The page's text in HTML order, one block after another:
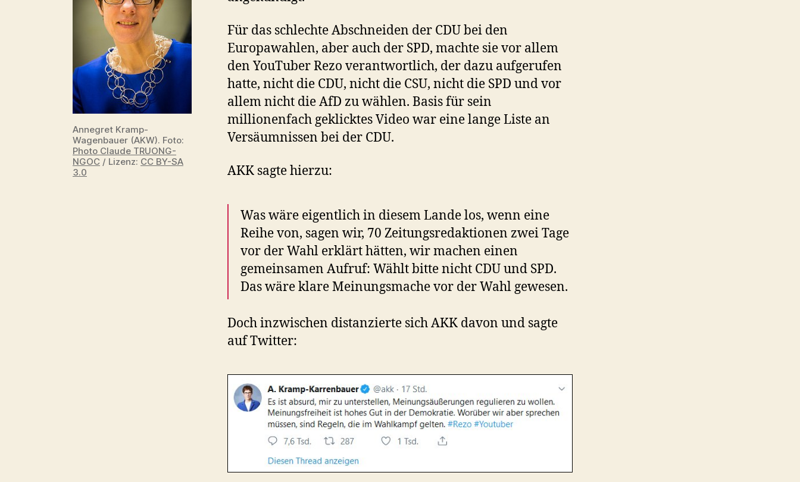
Annegret Kramp-
Wagenbauer (AKW). Foto:
Photo Claude TRUONG-
NGOC / Lizenz: CC BY-SA
3.0
Für das schlechte Abschneiden der CDU bei den
Europawahlen, aber auch der SPD, machte sie vor allem
den YouTuber Rezo verantwortlich, der dazu aufgerufen
hatte, nicht die CDU, nicht die CSU, nicht die SPD und vor
allem nicht die AfD zu wählen. Basis für sein
millionenfach geklicktes Video war eine lange Liste an
Versäumnissen bei der CDU.
AKK sagte hierzu:
Was wäre eigentlich in diesem Lande los, wenn eine
Reihe von, sagen wir, 70 Zeitungsredaktionen zwei Tage
vor der Wahl erklärt hätten, wir machen einen
gemeinsamen Aufruf: Wählt bitte nicht CDU und SPD.
Das wäre klare Meinungsmache vor der Wahl gewesen.
Doch inzwischen distanzierte sich AKK davon und sagte
auf Twitter: